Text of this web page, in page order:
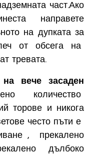
част.Ако
направете
на дупката за
от обсега на
тревата.
на вече засаден
количество
торове и никога
често пъти е
, прекалено
дълбоко